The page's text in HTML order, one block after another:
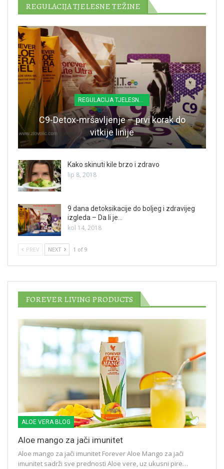
REGULACIJA TJELESNE TEŽINE
C9-Detox-mršavljenje – prvi korak do
vitkije linije
Kako skinuti kile brzo i zdravo
lip 8, 2018
9 dana detoksikacije do boljeg i zdravijeg
izgleda – Da li je…
kol 14, 2018
PREV NEXT 1 of 9
FOREVER LIVING PRODUCTS
ALOE VERA BLOG
Aloe mango za jači imunitet
Aloe mango za jači imunitet Forever Aloe Mango za jači
imunitet sadrži sve prednosti Aloe vere, uz ukusni pire…